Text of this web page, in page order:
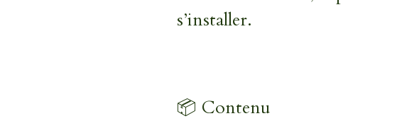
s’installer.
📦 Contenu